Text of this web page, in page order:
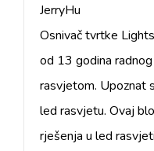
JerryHu
Osnivač tvrtke
od 13 godina
rasvjetom. Upoznat
led rasvjetu. Ovaj
rješenja u led